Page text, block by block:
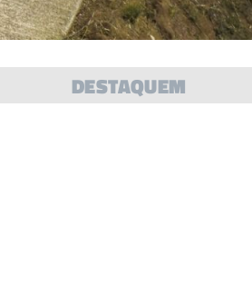
DESTAQUEM